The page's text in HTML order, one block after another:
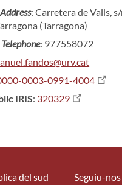
Address: Carretera de Valls,
(Tarragona)
Telephone: 977558072
0003-0991-4004
IRIS: 320329
del sud
Seguiu-nos